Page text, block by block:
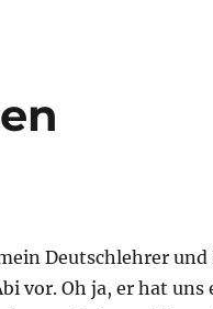
Deutschlehrer
vor. Oh ja, er hat uns